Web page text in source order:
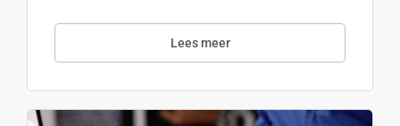
Lees meer